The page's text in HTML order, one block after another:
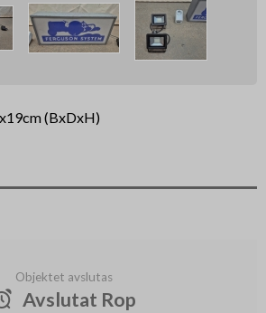
(BxDxH)
Objektet avslutas
Avslutat Rop